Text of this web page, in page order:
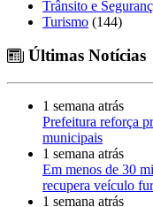
Trânsito e
Turismo (144)
Últimas Notícias
1 semana atrás
Prefeitura reforça
municipais
1 semana atrás
Em menos de 30
recupera veículo
1 semana atrás